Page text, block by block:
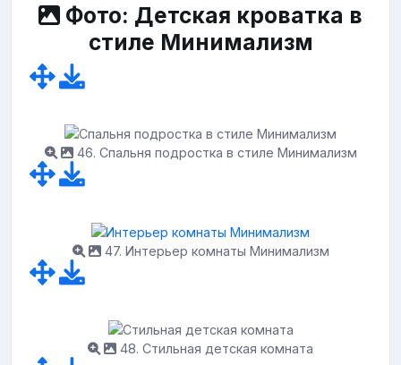
Фото: Детская кроватка в
стиле Минимализм
46. Спальня подростка в стиле Минимализм
47. Интерьер комнаты Минимализм
48. Стильная детская комната